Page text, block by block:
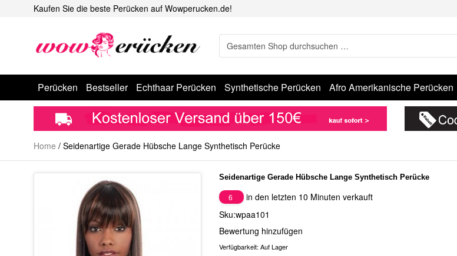
Kaufen Sie die beste Perücken auf Wowperucken.de!
Perücken Bestseller Echthaar Perücken Synthetische Perücken Afro Amerikanische Perücken
Home / Seidenartige Gerade Hübsche Lange Synthetisch Perücke
Seidenartige Gerade Hübsche Lange Synthetisch Perücke
6
in den letzten 10 Minuten verkauft
Sku:wpaa101
Bewertung hinzufügen
Verfügbarkeit: Auf Lager